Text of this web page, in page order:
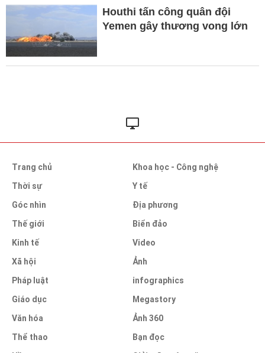
Houthi tấn công quân đội
Yemen gây thương vong lớn
Trang chủ
Thời sự
Góc nhìn
Thế giới
Kinh tế
Xã hội
Pháp luật
Giáo dục
Văn hóa
Thể thao
Khoa học - Công nghệ
Y tế
Địa phương
Biển đảo
Video
Ảnh
infographics
Megastory
Ảnh 360
Bạn đọc